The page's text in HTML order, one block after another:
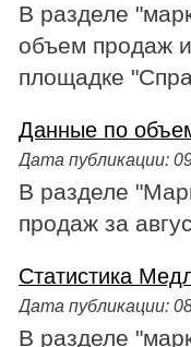
В разделе
объем продаж
площадке
Данные по
Дата публикации:
В разделе
продаж за
Статистика
Дата публикации:
В разделе